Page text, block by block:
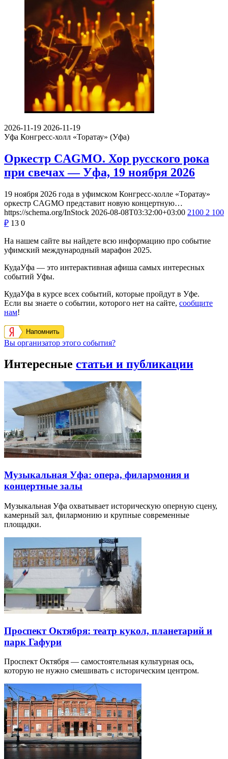
2026-11-19 2026-11-19
Уфа Конгресс-холл «Торатау» (Уфа)
Оркестр CAGMO. Хор русского рока
при свечах — Уфа, 19 ноября 2026
19 ноября 2026 года в уфимском Конгресс-холле «Торатау»
оркестр CAGMO представит новую концертную…
https://schema.org/InStock 2026-08-08T03:32:00+03:00 2100 2 100
₽ 13 0
На нашем сайте вы найдете всю информацию про событие
уфимский международный марафон 2025.
КудаУфа — это интерактивная афиша самых интересных
событий Уфы.
КудаУфа в курсе всех событий, которые пройдут в Уфе.
Если вы знаете о событии, которого нет на сайте, сообщите
нам!
Напомнить
Вы организатор этого события?
Интересные статьи и публикации
Музыкальная Уфа: опера, филармония и
концертные залы
Музыкальная Уфа охватывает историческую оперную сцену,
камерный зал, филармонию и крупные современные
площадки.
Проспект Октября: театр кукол, планетарий и
парк Гафури
Проспект Октября — самостоятельная культурная ось,
которую не нужно смешивать с историческим центром.